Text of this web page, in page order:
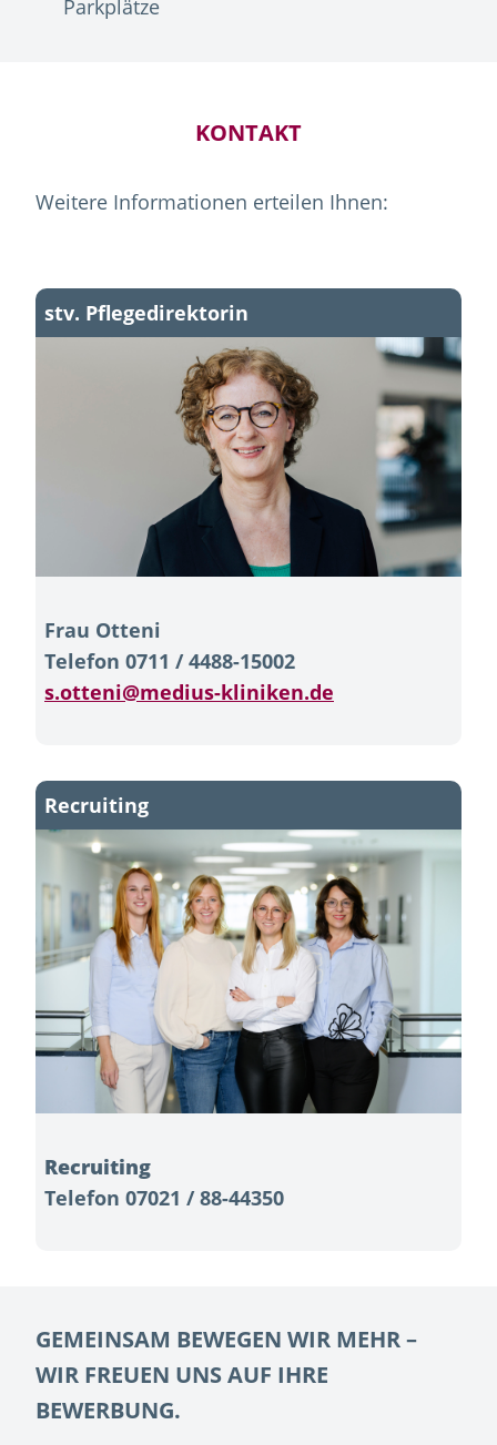
Parkplätze
KONTAKT
Weitere Informationen erteilen Ihnen:
stv. Pflegedirektorin
Frau Otteni
Telefon 0711 / 4488-15002
s.otteni@medius-kliniken.de
Recruiting
Recruiting
Telefon 07021 / 88-44350
GEMEINSAM BEWEGEN WIR MEHR –
WIR FREUEN UNS AUF IHRE
BEWERBUNG.